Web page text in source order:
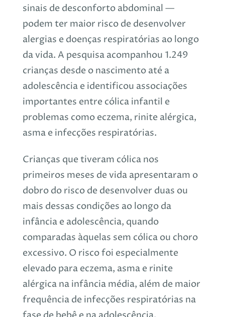
sinais de desconforto abdominal —
podem ter maior risco de desenvolver
alergias e doenças respiratórias ao longo
da vida. A pesquisa acompanhou 1.249
crianças desde o nascimento até a
adolescência e identificou associações
importantes entre cólica infantil e
problemas como eczema, rinite alérgica,
asma e infecções respiratórias.
Crianças que tiveram cólica nos
primeiros meses de vida apresentaram o
dobro do risco de desenvolver duas ou
mais dessas condições ao longo da
infância e adolescência, quando
comparadas àquelas sem cólica ou choro
excessivo. O risco foi especialmente
elevado para eczema, asma e rinite
alérgica na infância média, além de maior
frequência de infecções respiratórias na